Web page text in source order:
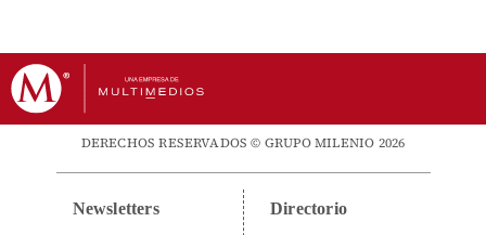
DERECHOS RESERVADOS © GRUPO MILENIO 2026
Newsletters Directorio